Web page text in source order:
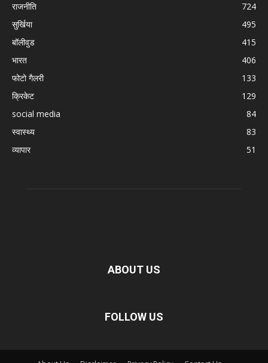
राजनीति
724
सुर्खिया
495
बॉलीवुड
415
भारत
406
फोटो गैलरी
133
क्रिकेट
129
social media
84
स्वास्थ्य
83
व्यापार
51
ABOUT US
FOLLOW US